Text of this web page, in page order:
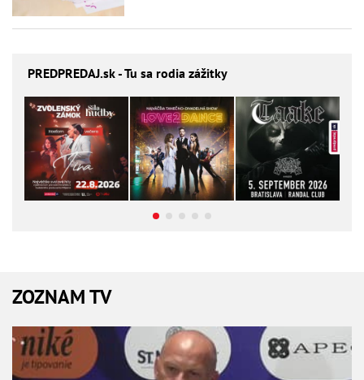
PREDPREDAJ.sk - Tu sa rodia zážitky
ZOZNAM TV